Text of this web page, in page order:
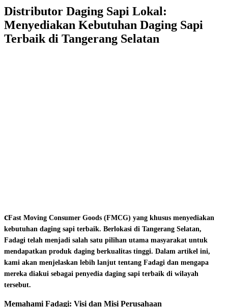
Distributor Daging Sapi Lokal:
Menyediakan Kebutuhan Daging Sapi
Terbaik di Tangerang Selatan
cFast Moving Consumer Goods (FMCG) yang khusus menyediakan
kebutuhan daging sapi terbaik. Berlokasi di Tangerang Selatan,
Fadagi telah menjadi salah satu pilihan utama masyarakat untuk
mendapatkan produk daging berkualitas tinggi. Dalam artikel ini,
kami akan menjelaskan lebih lanjut tentang Fadagi dan mengapa
mereka diakui sebagai penyedia daging sapi terbaik di wilayah
tersebut.
Memahami Fadagi: Visi dan Misi Perusahaan